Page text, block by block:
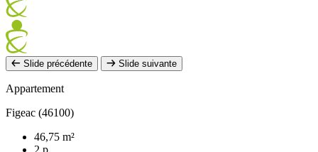
Slide précédente Slide suivante
Appartement
Figeac (46100)
46,75 m²
2 p.